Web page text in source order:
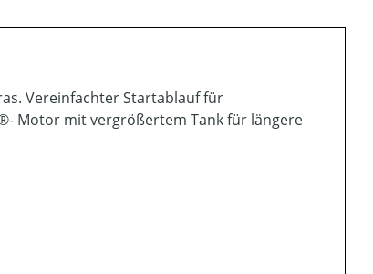
Vereinfachter Startablauf für
Motor mit vergrößertem Tank für längere